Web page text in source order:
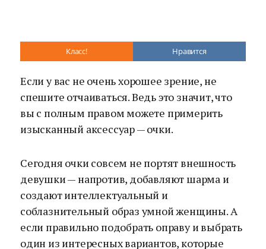
Класс! Нравится
Если у вас не очень хорошее зрение, не
спешите отчаиваться. Ведь это значит, что
вы с полным правом можете примерить
изысканный аксессуар — очки.
Сегодня очки совсем не портят внешность
девушки — напротив, добавляют шарма и
создают интеллектуальный и
соблазнительный образ умной женщины. А
если правильно подобрать оправу и выбрать
один из интересных вариантов, которые